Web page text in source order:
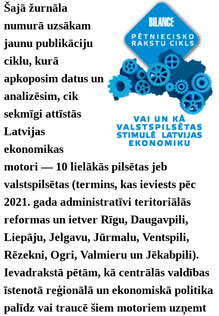
Šajā žurnāla
numurā uzsākam
jaunu publikāciju
ciklu, kurā
apkoposim datus un
analizēsim, cik
sekmīgi attīstās
Latvijas
ekonomikas
motori — 10 lielākās pilsētas jeb
valstspilsētas (termins, kas ieviests pēc
2021. gada administratīvi teritoriālās
reformas un ietver Rīgu, Daugavpili,
Liepāju, Jelgavu, Jūrmalu, Ventspili,
Rēzekni, Ogri, Valmieru un Jēkabpili).
Ievadrakstā pētām, kā centrālās valdības
īstenotā reģionālā un ekonomiskā politika
palīdz vai traucē šiem motoriem uzņemt